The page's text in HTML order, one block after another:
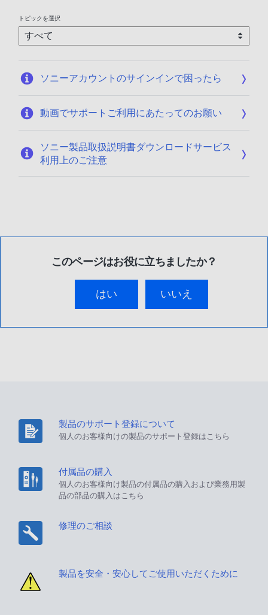
/
1
5
トピックを選択
ソニーアカウントのサインインで困ったら
動画でサポートご利用にあたってのお願い
ソニー製品取扱説明書ダウンロードサービス
利用上のご注意
このページはお役に立ちましたか？
はい いいえ
製品のサポート登録について
個人のお客様向けの製品のサポート登録はこちら
付属品の購入
個人のお客様向け製品の付属品の購入および業務用製
品の部品の購入はこちら
修理のご相談
製品を安全・安心してご使用いただくために